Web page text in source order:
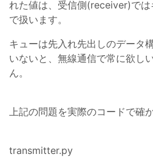
れた値は、受信側(receiver)で
で扱います。
キューは先入れ先出しのデータ
いないと、無線通信で常に欲し
ん。
上記の問題を実際のコードで確
transmitter.py